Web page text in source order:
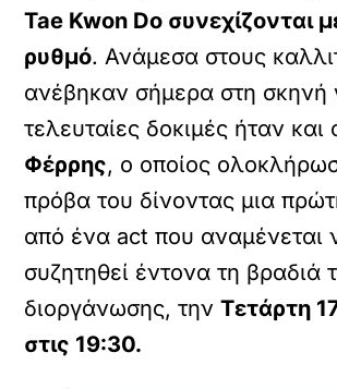
Tae Kwon Do συνεχίζονται
ρυθμό. Ανάμεσα στους
ανέβηκαν σήμερα στη σκηνή
τελευταίες δοκιμές ήταν και
Φέρρης, ο οποίος
πρόβα του δίνοντας μια
από ένα act που αναμένεται
συζητηθεί έντονα τη βραδιά
διοργάνωσης, τηνΤετάρτη
στις 19:30.